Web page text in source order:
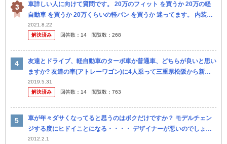
車詳しい人に向けて質問です。 20万のフィット を買うか 20万の軽
自動車 を買うか 20万くらいの軽バン を買うか 迷ってます。 内装の
広さ、遠出、燃費、この3つの条件やとどの20万がいい...
2021.8.22
解決済み
回答数： 14 閲覧数： 268
友達とドライブ、軽自動車のターボ車か普通車、どちらが良いと思い
ますか? 友達の車(アトレーワゴン)に4人乗って三重県松阪から新潟
県直江津経由で富山・岐阜県郡上を通っていくルートです。 泊りで
行...
2019.5.31
解決済み
回答数： 14 閲覧数： 763
車が年々ダサくなってると思うのはボクだけですか？ モデルチェン
ジする度にヒドイことになる・・・・ デザイナーが悪いのでしょう
か？ボクの感覚が悪いのでしょうか？ ホンダのCR-Vとかスバルのイ
2012.2.1